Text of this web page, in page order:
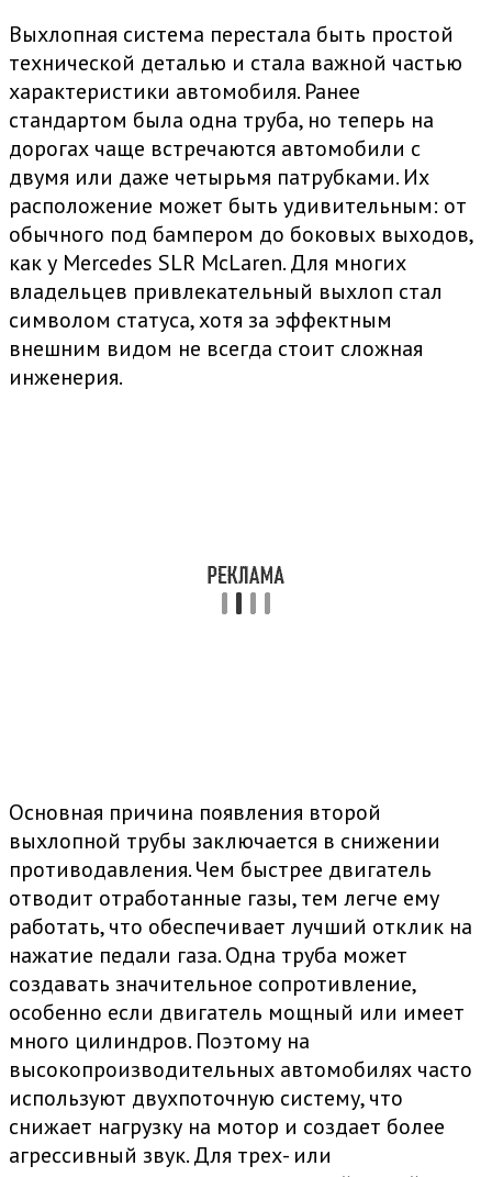
Выхлопная система перестала быть простой
технической деталью и стала важной частью
характеристики автомобиля. Ранее
стандартом была одна труба, но теперь на
дорогах чаще встречаются автомобили с
двумя или даже четырьмя патрубками. Их
расположение может быть удивительным: от
обычного под бампером до боковых выходов,
как у Mercedes SLR McLaren. Для многих
владельцев привлекательный выхлоп стал
символом статуса, хотя за эффектным
внешним видом не всегда стоит сложная
инженерия.
Основная причина появления второй
выхлопной трубы заключается в снижении
противодавления. Чем быстрее двигатель
отводит отработанные газы, тем легче ему
работать, что обеспечивает лучший отклик на
нажатие педали газа. Одна труба может
создавать значительное сопротивление,
особенно если двигатель мощный или имеет
много цилиндров. Поэтому на
высокопроизводительных автомобилях часто
используют двухпоточную систему, что
снижает нагрузку на мотор и создает более
агрессивный звук. Для трех- или